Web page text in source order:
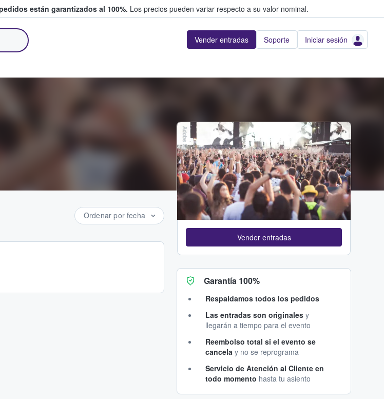
están garantizados al 100%. Los precios pueden variar respecto a su valor nominal.
Vender entradas Soporte Iniciar sesión
Ordenar por fecha
Adobe Stock
Vender entradas
Garantía 100%
Respaldamos todos los pedidos
Las entradas son originales y
llegarán a tiempo para el evento
Reembolso total si el evento se
cancela y no se reprograma
Servicio de Atención al Cliente en
todo momento hasta tu asiento